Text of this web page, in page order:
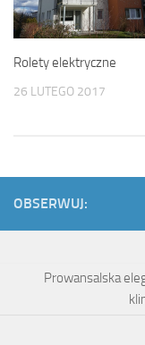
Rolety elektryczne
26 LUTEGO 2017
OBSERWUJ:
Prowansalska